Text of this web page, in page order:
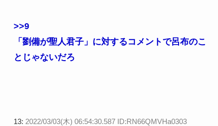
>>9
「劉備が聖人君子」に対するコメントで呂布のこ
とじゃないだろ
13: 2022/03/03(木) 06:54:30.587 ID:RN66QMVHa0303